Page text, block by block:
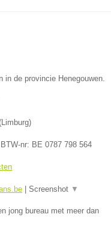
in de provincie Henegouwen.
Limburg)
nr: BE 0787 798 564
Screenshot ▼
jong bureau met meer dan